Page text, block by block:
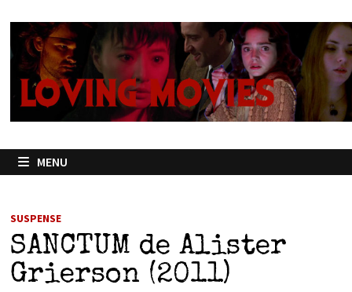
contenu
MENU
SUSPENSE
SANCTUM de Alister
Grierson (2011)